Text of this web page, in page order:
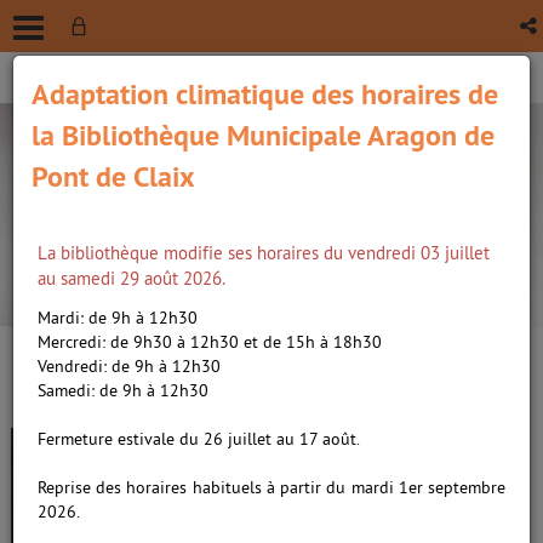
recherche avancée
Erica Falck et Patrik Hedström
Le prédicateur / Bischoff,
Adaptation climatique des horaires de
la Bibliothèque Municipale Aragon de
Pont de Claix
La bibliothèque modifie ses horaires du vendredi 03 juillet
au samedi 29 août 2026.
Mardi: de 9h à 12h30
Mercredi: de 9h30 à 12h30 et de 15h à 18h30
Vendredi: de 9h à 12h30
Samedi: de 9h à 12h30
Fermeture estivale du 26 juillet au 17 août.
Reprise des horaires habituels à partir du mardi 1er septembre
2026.